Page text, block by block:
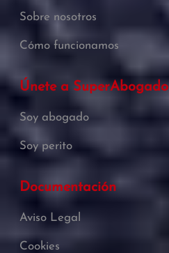
Sobre nosotros
Cómo funcionamos
Únete a SuperAbogado
Soy abogado
Soy perito
Documentación
Aviso Legal
Cookies